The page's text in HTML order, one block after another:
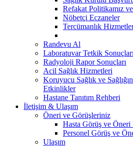
Refakat Politikamız
Nöbetçi Eczaneler
Tercümanlık
Randevu Al
Laboratuvar Tetkik Sonuçları
Radyoloji Rapor Sonuçları
Acil Sağlık Hizmetleri
Koruyucu Sağlık ve
Etkinlikler
Hastane Tanıtım Rehberi
İletişim & Ulaşım
Öneri ve Görüşleriniz
Hasta Görüş ve Öneri
Personel Görüş ve
Ulaşım